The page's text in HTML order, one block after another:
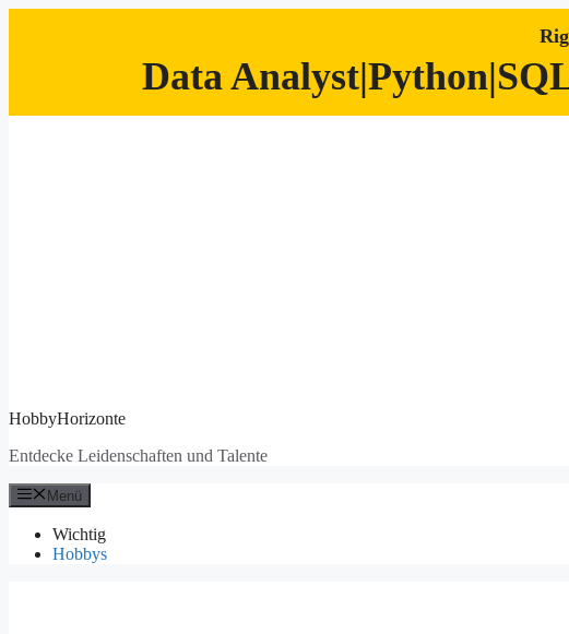
Data
HobbyHorizonte
Entdecke Leidenschaften und Talente
Menü
Wichtig
Hobbys